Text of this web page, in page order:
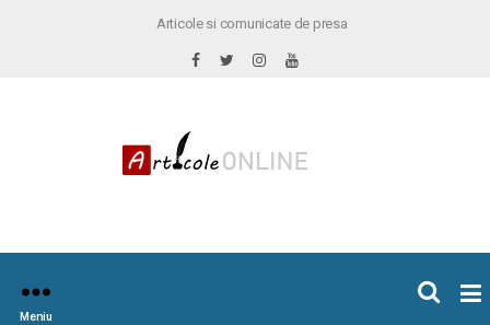
Articole si comunicate de presa
Meniu